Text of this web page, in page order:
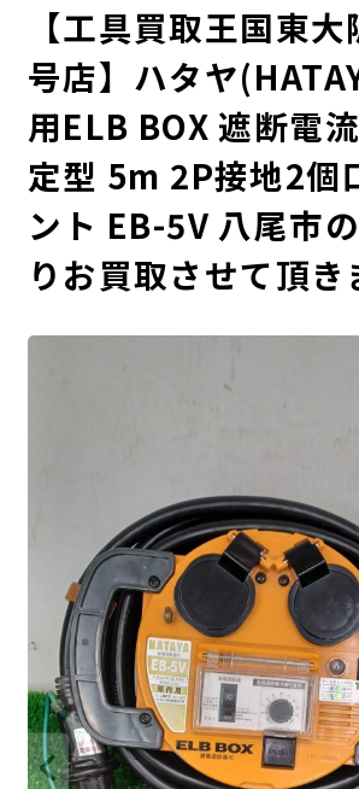
【工具買取王国東大
号店】ハタヤ
用ELB BOX 遮断電
定型 5m 2P接地2個
ント EB-5V 八尾市
りお買取させて頂